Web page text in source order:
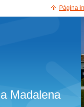
Madalena
Página